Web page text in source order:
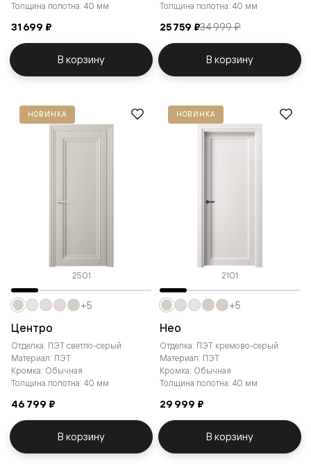
Толщина полотна: 40 мм
31 699 ₽
В корзину
Толщина полотна: 40 мм
25 759 ₽34 999 ₽
В корзину
НОВИНКА
2501
Центро
Отделка: ПЭТ светло-серый
Материал: ПЭТ
Кромка: Обычная
Толщина полотна: 40 мм
46 799 ₽
+5
В корзину
НОВИНКА
2101
Нео
Отделка: ПЭТ кремово-серый
Материал: ПЭТ
Кромка: Обычная
Толщина полотна: 40 мм
29 999 ₽
+5
В корзину